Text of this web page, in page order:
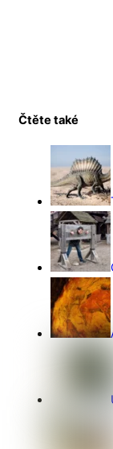
Čtěte také